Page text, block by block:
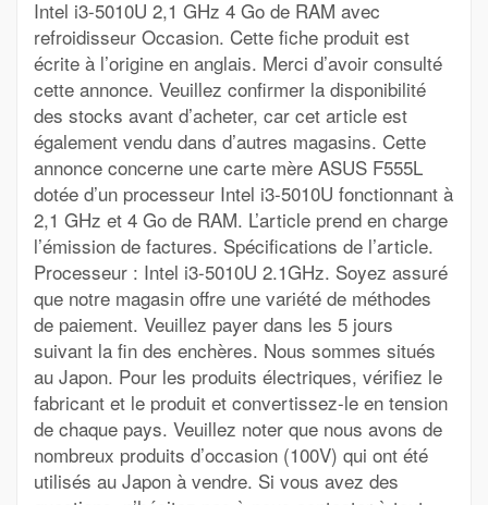
Intel i3-5010U 2,1 GHz 4 Go de RAM avec
refroidisseur Occasion. Cette fiche produit est
écrite à l’origine en anglais. Merci d’avoir consulté
cette annonce. Veuillez confirmer la disponibilité
des stocks avant d’acheter, car cet article est
également vendu dans d’autres magasins. Cette
annonce concerne une carte mère ASUS F555L
dotée d’un processeur Intel i3-5010U fonctionnant à
2,1 GHz et 4 Go de RAM. L’article prend en charge
l’émission de factures. Spécifications de l’article.
Processeur : Intel i3-5010U 2.1GHz. Soyez assuré
que notre magasin offre une variété de méthodes
de paiement. Veuillez payer dans les 5 jours
suivant la fin des enchères. Nous sommes situés
au Japon. Pour les produits électriques, vérifiez le
fabricant et le produit et convertissez-le en tension
de chaque pays. Veuillez noter que nous avons de
nombreux produits d’occasion (100V) qui ont été
utilisés au Japon à vendre. Si vous avez des